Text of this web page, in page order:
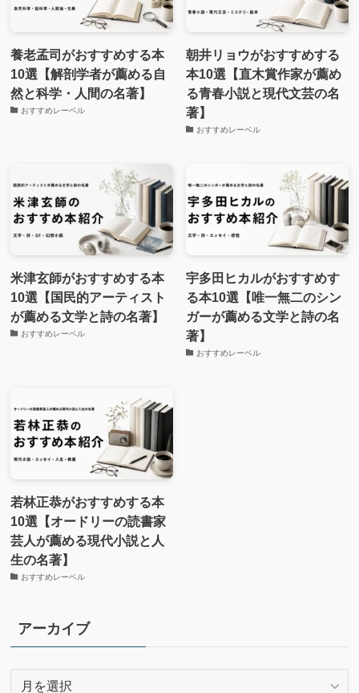
養老孟司がおすすめする本
10選【解剖学者が薦める自
然と科学・人間の名著】
おすすめレーベル
朝井リョウがおすすめする
本10選【直木賞作家が薦め
る青春小説と現代文芸の名
著】
おすすめレーベル
米津玄師がおすすめする本
10選【国民的アーティスト
が薦める文学と詩の名著】
おすすめレーベル
宇多田ヒカルがおすすめす
る本10選【唯一無二のシン
ガーが薦める文学と詩の名
著】
おすすめレーベル
若林正恭がおすすめする本
10選【オードリーの読書家
芸人が薦める現代小説と人
生の名著】
おすすめレーベル
アーカイブ